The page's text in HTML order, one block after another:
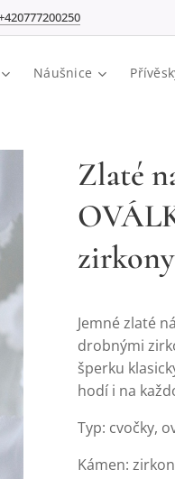
Náušnice
Zlaté
zirkony
Jemné zlaté
drobnými
šperku
hodí i na
Typ: cvočky,
Kámen: